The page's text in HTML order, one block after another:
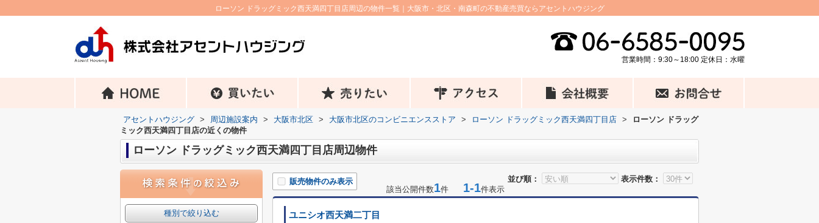
ローソン ドラッグミック西天満四丁目店周辺の物件一覧｜大阪市・北区・南森町の不動産売買ならアセントハウジング
営業時間：9:30～18:00 定休日：水曜
アセントハウジング > 周辺施設案内 > 大阪市北区 > 大阪市北区のコンビニエンスストア > ローソン ドラッグミック西天満四丁目店 >
ローソン ドラッグ
ミック西天満四丁目店の近くの物件
ローソン ドラッグミック西天満四丁目店周辺物件
並び順： 表示件数：
販売物件のみ表示
該当公開件数1件 1-1件表示
ユニシオ西天満二丁目
種別で絞り込む